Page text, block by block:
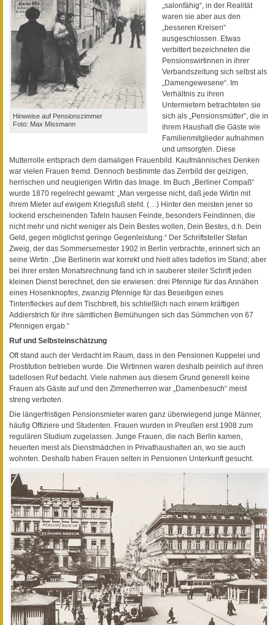
Hinweise auf Pensionszimmer
Foto: Max Missmann
„salonfähig“, in der Realität
waren sie aber aus den
„besseren Kreisen“
ausgeschlossen. Etwas
verbittert bezeichneten die
Pensionswirtinnen in ihrer
Verbandszeitung sich selbst als
„Damengewesene“. Im
Verhältnis zu ihren
Untermietern betrachteten sie
sich als „Pensionsmütter“, die in
ihrem Haushalt die Gäste wie
Familienmitglieder aufnahmen
und umsorgten. Diese
Mutterrolle entsprach dem damaligen Frauenbild. Kaufmännisches Denken
war vielen Frauen fremd. Dennoch bestimmte das Zerrbild der geizigen,
herrischen und neugierigen Wirtin das Image. Im Buch „Berliner Compaß“
wurde 1870 regelrecht gewarnt: „Man vergesse nicht, daß jede Wirtin mit
ihrem Mieter auf ewigem Kriegsfuß steht. (…) Hinter den meisten jener so
lockend erscheinenden Tafeln hausen Feinde, besonders Feindinnen, die
nicht mehr und nicht weniger als Dein Bestes wollen, Dein Bestes, d.h. Dein
Geld, gegen möglichst geringe Gegenleistung.“ Der Schriftsteller Stefan
Zweig, der das Sommersemester 1902 in Berlin verbrachte, erinnert sich an
seine Wirtin: „Die Berlinerin war korrekt und hielt alles tadellos im Stand; aber
bei ihrer ersten Monatsrechnung fand ich in sauberer steiler Schrift jeden
kleinen Dienst berechnet, den sie erwiesen: drei Pfennige für das Annähen
eines Hosenknopfes, zwanzig Pfennige für das Beseitigen eines
Tintenfleckes auf dem Tischbrett, bis schließlich nach einem kräftigen
Addierstrich für ihre sämtlichen Bemühungen sich das Sümmchen von 67
Pfennigen ergab.“
Ruf und Selbsteinschätzung
Oft stand auch der Verdacht im Raum, dass in den Pensionen Kuppelei und
Prostitution betrieben wurde. Die Wirtinnen waren deshalb peinlich auf ihren
tadellosen Ruf bedacht. Viele nahmen aus diesem Grund generell keine
Frauen als Gäste auf und den Zimmerherren war „Damenbesuch“ meist
streng verboten.
Die längerfristigen Pensionsmieter waren ganz überwiegend junge Männer,
häufig Offiziere und Studenten. Frauen wurden in Preußen erst 1908 zum
regulären Studium zugelassen. Junge Frauen, die nach Berlin kamen,
heuerten meist als Dienstmädchen in Privathaushalten an, wo sie auch
wohnten. Deshalb haben Frauen selten in Pensionen Unterkunft gesucht.